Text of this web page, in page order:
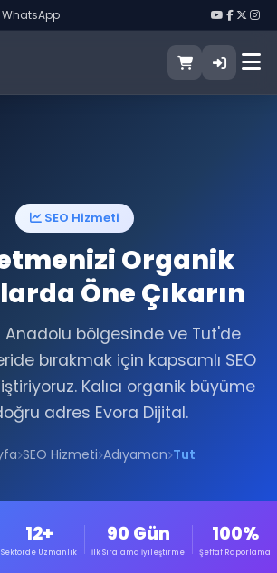
WhatsApp
SEO Hizmeti
Organik
Öne Çıkarın
Anadolu bölgesinde ve Tut'de
bırakmak için kapsamlı SEO
Kalıcı organik büyüme
adres Evora Dijital.
SEO Hizmeti Adıyaman Tut
12+
Sektörde Uzmanlık
90 Gün
İlk Sıralama İyileştirme
100%
Şeffaf Raporlama